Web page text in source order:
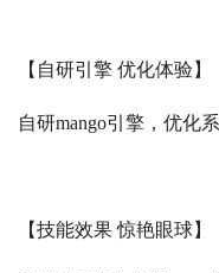
【自研引擎 优化体验】
自研mango引擎，优化
【技能效果 惊艳眼球】